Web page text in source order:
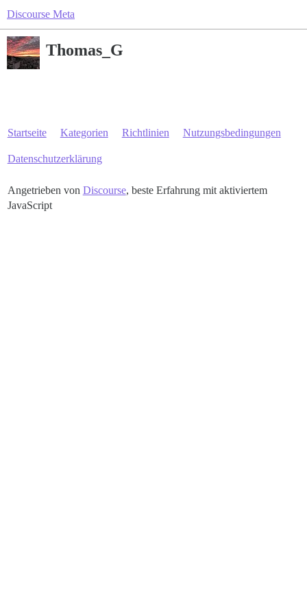
Discourse Meta
Thomas_G
Startseite Kategorien Richtlinien Nutzungsbedingungen
Datenschutzerklärung
Angetrieben von Discourse, beste Erfahrung mit aktiviertem
JavaScript